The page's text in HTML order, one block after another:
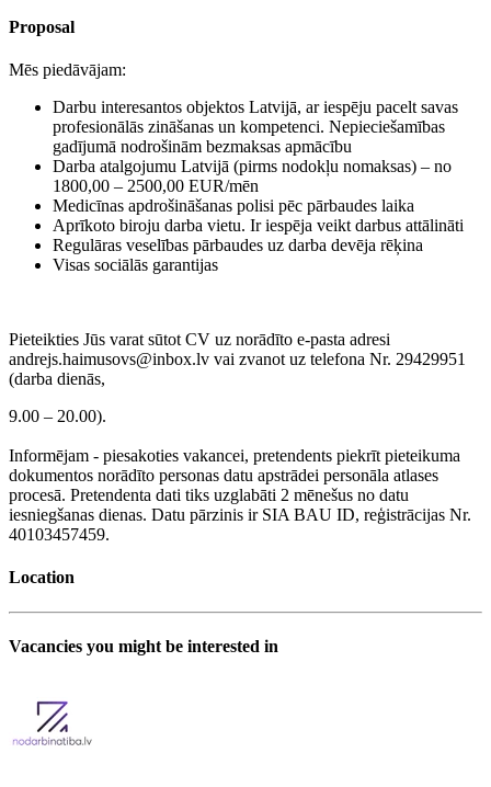
Proposal
Mēs piedāvājam:
Darbu interesantos objektos Latvijā, ar iespēju pacelt savas
profesionālās zināšanas un kompetenci. Nepieciešamības
gadījumā nodrošinām bezmaksas apmācību
Darba atalgojumu Latvijā (pirms nodokļu nomaksas) – no
1800,00 – 2500,00 EUR/mēn
Medicīnas apdrošināšanas polisi pēc pārbaudes laika
Aprīkoto biroju darba vietu. Ir iespēja veikt darbus attālināti
Regulāras veselības pārbaudes uz darba devēja rēķina
Visas sociālās garantijas
Pieteikties Jūs varat sūtot CV uz norādīto e-pasta adresi
andrejs.haimusovs@inbox.lv vai zvanot uz telefona Nr. 29429951
(darba dienās,
9.00 – 20.00).
Informējam - piesakoties vakancei, pretendents piekrīt pieteikuma
dokumentos norādīto personas datu apstrādei personāla atlases
procesā. Pretendenta dati tiks uzglabāti 2 mēnešus no datu
iesniegšanas dienas. Datu pārzinis ir SIA BAU ID, reģistrācijas Nr.
40103457459.
Location
Vacancies you might be interested in